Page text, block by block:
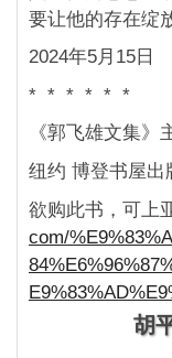
要让他的存在绽
2024年5月15日
* * * * * *
《郭飞雄文集
纽约 博登书屋出
欲购此书，可上
com/
胡